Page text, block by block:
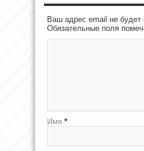
Ваш адрес email не будет
Обязательные поля
Имя *